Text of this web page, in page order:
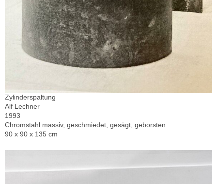
Zylinderspaltung
Alf Lechner
1993
Chromstahl massiv, geschmiedet, gesägt, geborsten
90 x 90 x 135 cm